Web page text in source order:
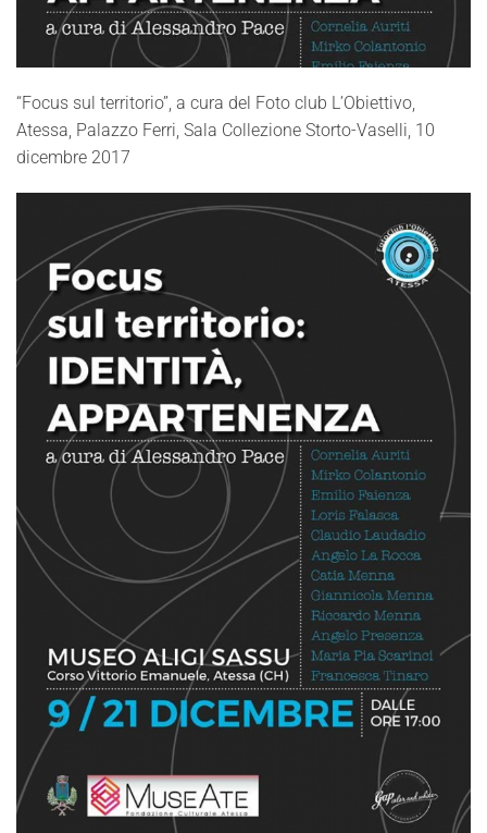
“Focus sul territorio”, a cura del Foto club L’Obiettivo,
Atessa, Palazzo Ferri, Sala Collezione Storto-Vaselli, 10
dicembre 2017